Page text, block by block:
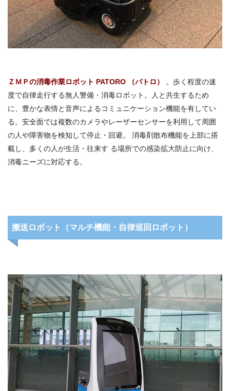
ＺＭＰの消毒作業ロボット PATORO （パトロ）
。歩く程度の速
度で自律走行する無人警備・消毒ロボット。人と共生するため
に、豊かな表情と音声によるコミュニケーション機能を有してい
る。安全面では複数のカメラやレーザーセンサーを利用して周囲
の人や障害物を検知して停止・回避。 消毒剤散布機能を上部に搭
載し、多くの人が生活・往来す る場所での感染拡大防止に向け、
消毒ニーズに対応する。
搬送ロボット（マルチ機能・自律巡回ロボット）